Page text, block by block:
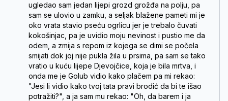
ugledao sam jedan lijepi grozd grožđa na polju, pa
sam se ulovio u zamku, a seljak blažene pameti mi je
oko vrata stavio pseću ogrlicu jer je trebalo čuvati
kokošinjac, pa je uvidio moju nevinost i pustio me da
odem, a zmija s repom iz kojega se dimi se počela
smijati dok joj nije pukla žila u prsima, pa sam se tako
vratio u kuću lijepe Djevojčice, koja je bila mrtva, i
onda me je Golub vidio kako plačem pa mi rekao:
"Jesi li vidio kako tvoj tata pravi brodić da bi te išao
potražiti?", a ja sam mu rekao: "Oh, da barem i ja